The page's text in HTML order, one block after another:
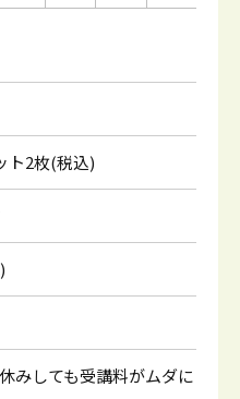
ト2枚(税込)
みしても受講料がムダに